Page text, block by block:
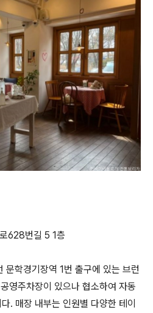
628번길 5 1층
문학경기장역 1번 출구에 있는 브런
영주차장이 있으나 협소하여 자동
. 매장 내부는 인원별 다양한 테이